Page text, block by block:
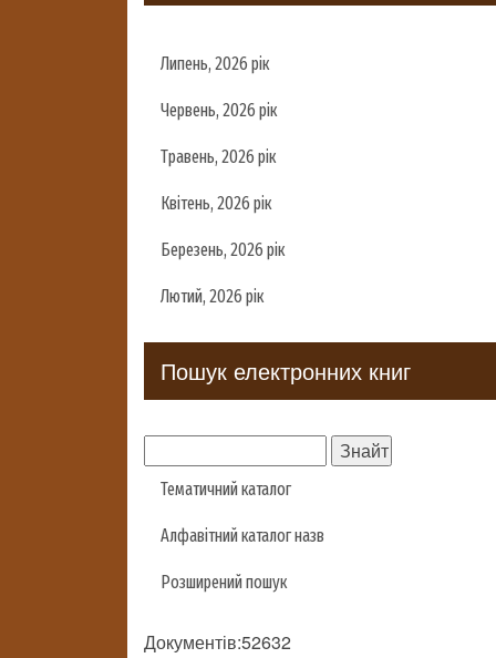
Липень, 2026 рік
Червень, 2026 рік
Травень, 2026 рік
Квітень, 2026 рік
Березень, 2026 рік
Лютий, 2026 рік
Пошук електронних книг
Тематичний каталог
Алфавітний каталог назв
Розширений пошук
Документів:52632